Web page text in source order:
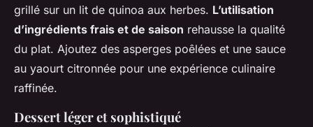
grillé sur un lit de quinoa aux herbes. L’utilisation
d’ingrédients frais et de saison rehausse la qualité
du plat. Ajoutez des asperges poêlées et une sauce
au yaourt citronnée pour une expérience culinaire
raffinée.
Dessert léger et sophistiqué